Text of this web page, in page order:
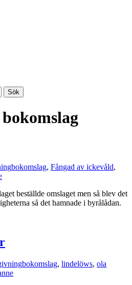
bokomslag, Fångad av ickevåld,
beställde omslaget men så blev det
så det hamnade i byrålådan.
bokomslag, lindelöws, ola